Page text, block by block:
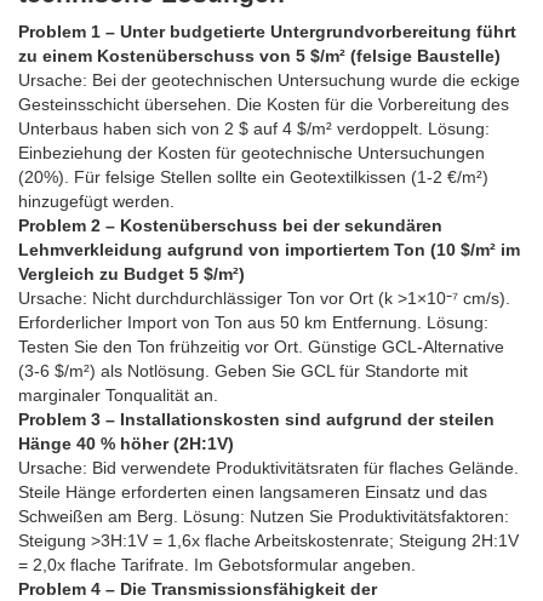
Problem 1 – Unter budgetierte Untergrundvorbereitung führt
zu einem Kostenüberschuss von 5 $/m² (felsige Baustelle)
Ursache: Bei der geotechnischen Untersuchung wurde die eckige
Gesteinsschicht übersehen. Die Kosten für die Vorbereitung des
Unterbaus haben sich von 2 $ auf 4 $/m² verdoppelt. Lösung:
Einbeziehung der Kosten für geotechnische Untersuchungen
(20%). Für felsige Stellen sollte ein Geotextilkissen (1-2 €/m²)
hinzugefügt werden.
Problem 2 – Kostenüberschuss bei der sekundären
Lehmverkleidung aufgrund von importiertem Ton (10 $/m² im
Vergleich zu Budget 5 $/m²)
Ursache: Nicht durchdurchlässiger Ton vor Ort (k >1×10⁻⁷ cm/s).
Erforderlicher Import von Ton aus 50 km Entfernung. Lösung:
Testen Sie den Ton frühzeitig vor Ort. Günstige GCL-Alternative
(3-6 $/m²) als Notlösung. Geben Sie GCL für Standorte mit
marginaler Tonqualität an.
Problem 3 – Installationskosten sind aufgrund der steilen
Hänge 40 % höher (2H:1V)
Ursache: Bid verwendete Produktivitätsraten für flaches Gelände.
Steile Hänge erforderten einen langsameren Einsatz und das
Schweißen am Berg. Lösung: Nutzen Sie Produktivitätsfaktoren:
Steigung >3H:1V = 1,6x flache Arbeitskostenrate; Steigung 2H:1V
= 2,0x flache Tarifrate. Im Gebotsformular angeben.
Problem 4 – Die Transmissionsfähigkeit der